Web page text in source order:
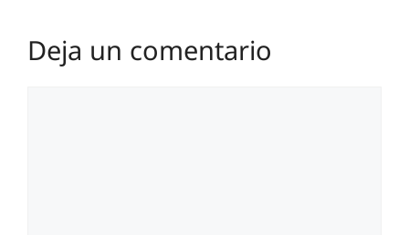
Deja un comentario